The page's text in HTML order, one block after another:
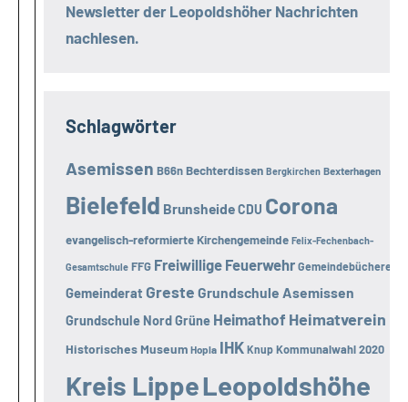
Newsletter der Leopoldshöher Nachrichten
nachlesen.
Schlagwörter
Asemissen B66n Bechterdissen Bergkirchen Bexterhagen
Bielefeld Brunsheide CDU Corona
evangelisch-reformierte Kirchengemeinde Felix-Fechenbach-
Gesamtschule FFG Freiwillige Feuerwehr Gemeindebücherei
Gemeinderat Greste Grundschule Asemissen
Grundschule Nord Grüne Heimathof Heimatverein
Historisches Museum Hopla IHK Knup Kommunalwahl 2020
Kreis LippeLeopoldshöhe